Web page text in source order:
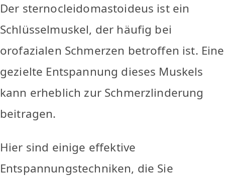
Der sternocleidomastoideus ist ein
Schlüsselmuskel, der häufig bei
orofazialen Schmerzen betroffen ist. Eine
gezielte Entspannung dieses Muskels
kann erheblich zur Schmerzlinderung
beitragen.
Hier sind einige effektive
Entspannungstechniken, die Sie